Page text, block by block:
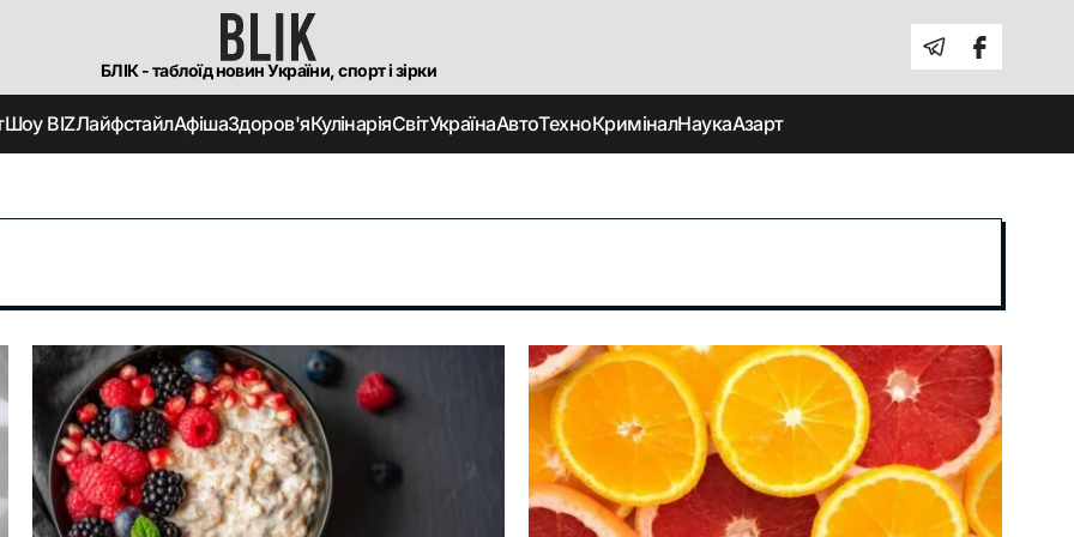
БЛІК - таблоїд новин України, спорт і зірки
Шоу BIZЛайфстайлАфішаЗдоров'яКулінаріяСвітУкраїнаАвтоТехноКриміналНаукаАзарт